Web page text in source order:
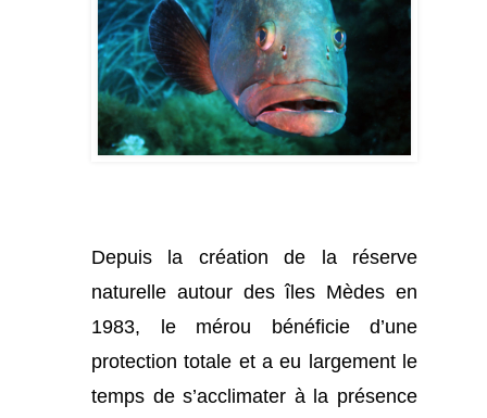
Depuis la création de la réserve
naturelle autour des îles Mèdes en
1983, le mérou bénéficie d’une
protection totale et a eu largement le
temps de s’acclimater à la présence